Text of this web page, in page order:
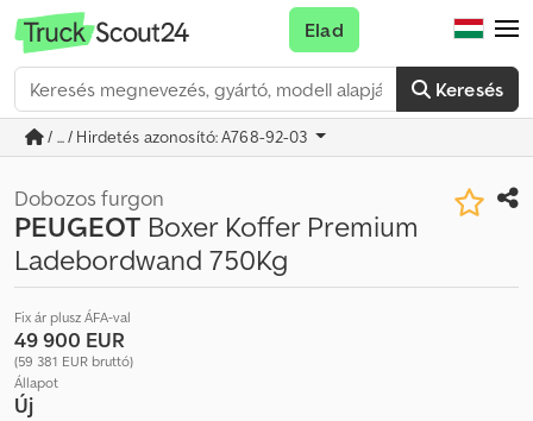
Keresés
Elad
/ ... / Hirdetés azonosító: A768-92-03
Dobozos furgon
PEUGEOT Boxer Koffer Premium
Ladebordwand 750Kg
Fix ár plusz ÁFA-val
49 900 EUR
(59 381 EUR bruttó)
Állapot
Új